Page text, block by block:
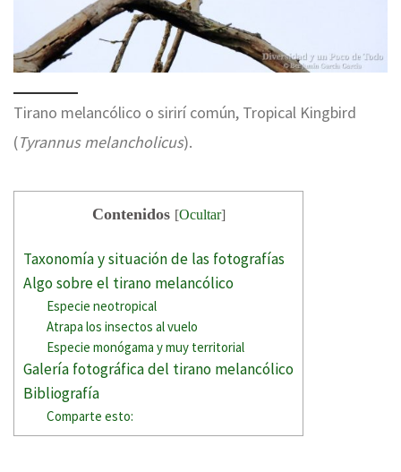
Tirano melancólico o sirirí común, Tropical Kingbird
(Tyrannus melancholicus).
Contenidos [Ocultar]
Taxonomía y situación de las fotografías
Algo sobre el tirano melancólico
Especie neotropical
Atrapa los insectos al vuelo
Especie monógama y muy territorial
Galería fotográfica del tirano melancólico
Bibliografía
Comparte esto: